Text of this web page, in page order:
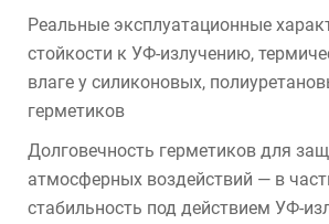
Реальные эксплуатационные
стойкости к УФ-излучению,
влаге у силиконовых,
герметиков
Долговечность герметиков для
атмосферных воздействий — в
стабильность под действием УФ-